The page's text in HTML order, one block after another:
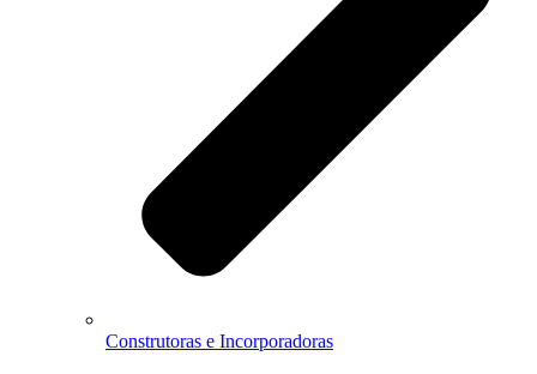
Construtoras e Incorporadoras